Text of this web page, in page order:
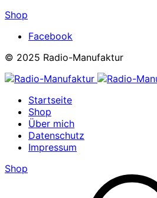
Shop
Facebook
© 2025 Radio-Manufaktur
Startseite
Shop
Über mich
Datenschutz
Impressum
Shop